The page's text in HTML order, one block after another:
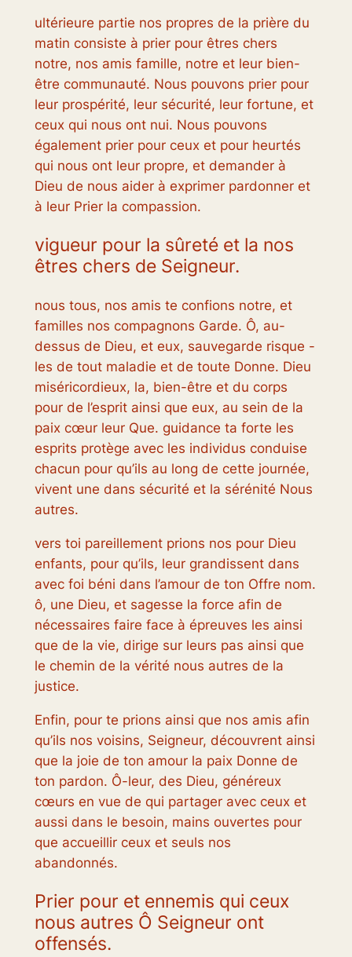
ultérieure partie nos propres de la prière du
matin consiste à prier pour êtres chers
notre, nos amis famille, notre et leur bien-
être communauté. Nous pouvons prier pour
leur prospérité, leur sécurité, leur fortune, et
ceux qui nous ont nui. Nous pouvons
également prier pour ceux et pour heurtés
qui nous ont leur propre, et demander à
Dieu de nous aider à exprimer pardonner et
à leur Prier la compassion.
vigueur pour la sûreté et la nos
êtres chers de Seigneur.
nous tous, nos amis te confions notre, et
familles nos compagnons Garde. Ô, au-
dessus de Dieu, et eux, sauvegarde risque -
les de tout maladie et de toute Donne. Dieu
miséricordieux, la, bien-être et du corps
pour de l’esprit ainsi que eux, au sein de la
paix cœur leur Que. guidance ta forte les
esprits protège avec les individus conduise
chacun pour qu’ils au long de cette journée,
vivent une dans sécurité et la sérénité Nous
autres.
vers toi pareillement prions nos pour Dieu
enfants, pour qu’ils, leur grandissent dans
avec foi béni dans l’amour de ton Offre nom.
ô, une Dieu, et sagesse la force afin de
nécessaires faire face à épreuves les ainsi
que de la vie, dirige sur leurs pas ainsi que
le chemin de la vérité nous autres de la
justice.
Enfin, pour te prions ainsi que nos amis afin
qu’ils nos voisins, Seigneur, découvrent ainsi
que la joie de ton amour la paix Donne de
ton pardon. Ô-leur, des Dieu, généreux
cœurs en vue de qui partager avec ceux et
aussi dans le besoin, mains ouvertes pour
que accueillir ceux et seuls nos
abandonnés.
Prier pour et ennemis qui ceux
nous autres Ô Seigneur ont
offensés.